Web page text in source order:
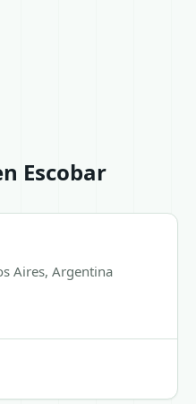
Escobar
Aires, Argentina